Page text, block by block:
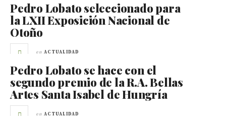
Pedro Lobato seleccionado para
la LXII Exposición Nacional de
Otoño
en ACTUALIDAD
Pedro Lobato se hace con el
segundo premio de la R.A. Bellas
Artes Santa Isabel de Hungría
en ACTUALIDAD